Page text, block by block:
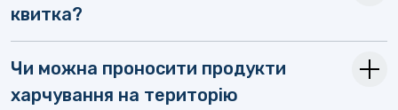
квитка?
Чи можна проносити продукти
харчування на територію